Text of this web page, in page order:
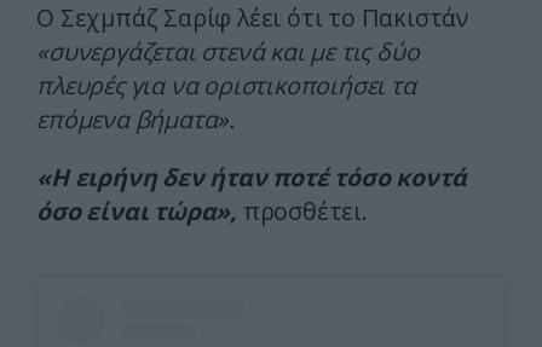
Ο Σεχμπάζ Σαρίφ λέει ότι το Πακιστάν
«συνεργάζεται στενά και με τις δύο
πλευρές για να οριστικοποιήσει τα
επόμενα βήματα».
«Η ειρήνη δεν ήταν ποτέ τόσο κοντά
όσο είναι τώρα», προσθέτει.